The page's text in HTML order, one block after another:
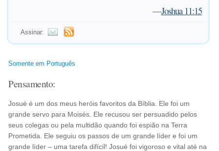
—Joshua 11:15
Assinar:
Somente em Português
Pensamento:
Josué é um dos meus heróis favoritos da Bíblia. Ele foi um
grande servo para Moisés. Ele recusou ser persuadido pelos
seus colegas ou pela multidão quando foi espião na Terra
Prometida. Ele seguiu os passos de um grande líder e foi um
grande líder – uma tarefa difícil! Josué foi vigoroso e vital até na